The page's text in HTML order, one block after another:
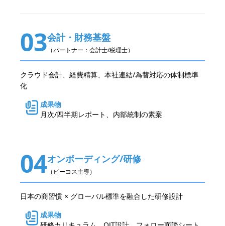
03会計・財務基盤
（パートナー：会計士/税理士）
クラウド会計、経費精算、本社連結/為替対応の体制標準
化
成果物
月次/四半期レポート、内部統制の素案
04オンボーディング/研修
（ビーコス主導）
日本の商習慣 × グローバル標準を融合した研修設計
成果物